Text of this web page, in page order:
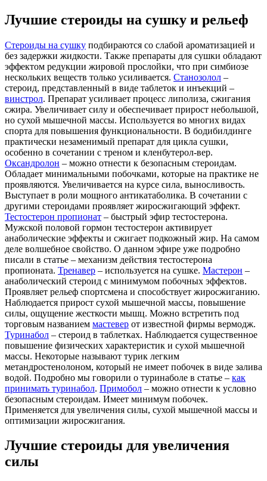
Лучшие стероиды на сушку и рельеф
Стероиды на сушку подбираются со слабой ароматизацией и
без задержки жидкости. Также препараты для сушки обладают
эффектом редукции жировой прослойки, что при симбиозе
нескольких веществ только усиливается. Станозолол –
стероид, представленный в виде таблеток и инъекций –
винстрол. Препарат усиливает процесс липолиза, сжигания
сжира. Увеличивает силу и обеспечивает прирост небольшой,
но сухой мышечной массы. Используется во многих видах
спорта для повышения функциональности. В бодибилдинге
практически незаменимый препарат для цикла сушки,
особенно в сочетании с треном и кленбутерол-вер.
Оксандролон – можно отнести к безопасным стероидам.
Обладает минимальными побочками, которые на практике не
проявляются. Увеличивается на курсе сила, выносливость.
Выступает в роли мощного антикатаболика. В сочетании с
другими стероидами проявляет жиросжигающий эффект.
Тестостерон пропионат – быстрый эфир тестостерона.
Мужской половой гормон тестостерон активирует
анаболические эффекты и сжигает подкожный жир. На самом
деле волшебное свойство. О данном эфире уже подробно
писали в статье – механизм действия тестостерона
пропионата. Тренавер – используется на сушке. Мастерон –
анаболический стероид с минимумом побочных эффектов.
Проявляет рельеф спортсмена и способствует жиросжиганию.
Наблюдается прирост сухой мышечной массы, повышение
силы, ощущение жесткости мышц. Можно встретить под
торговым названием мастевер от известной фирмы вермодж.
Туринабол – стероид в таблетках. Наблюдается существенное
повышение физических характеристик и сухой мышечной
массы. Некоторые называют турик легким
метандростенолоном, который не имеет побочек в виде залива
водой. Подробно мы говорили о туринаболе в статье – как
принимать туринабол. Примобол – можно отнести к условно
безопасным стероидам. Имеет минимум побочек.
Применяется для увеличения силы, сухой мышечной массы и
оптимизации жиросжигания.
Лучшие стероиды для увеличения
силы